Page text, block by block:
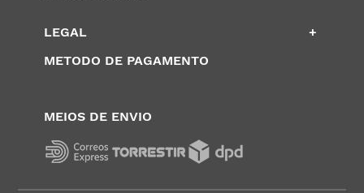
LEGAL
+
METODO DE PAGAMENTO
MEIOS DE ENVIO